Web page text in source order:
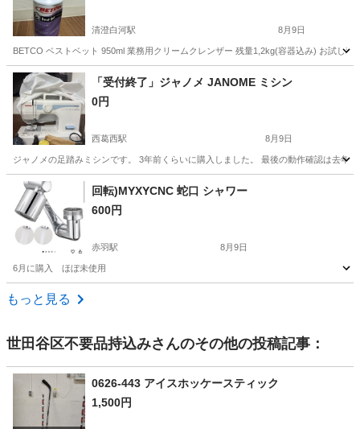
清澄白河駅 8月9日
BETCO ベストベット 950ml 業務用クリームクレンザー 残量1,2kg(容器込み) お試し
東京 江東区 清澄白河駅 掃除用具
「受付終了」ジャノメ JANOME ミシン
0円
西葛西駅 8月9日
ジャノメの足踏みミシンです。 3年前くらいに購入しました。 最後の動作確認は去年
東京 江戸川区 西葛西駅 生活雑貨
回転)MYXYCNC 蛇口 シャワー
600円
赤羽駅 8月9日
6月に購入 ほぼ未使用
東京 北区
もっと見る
世田谷区不要品持込みさんのその他の投稿記事：
0626-443 アイスホッケースティック
1,500円